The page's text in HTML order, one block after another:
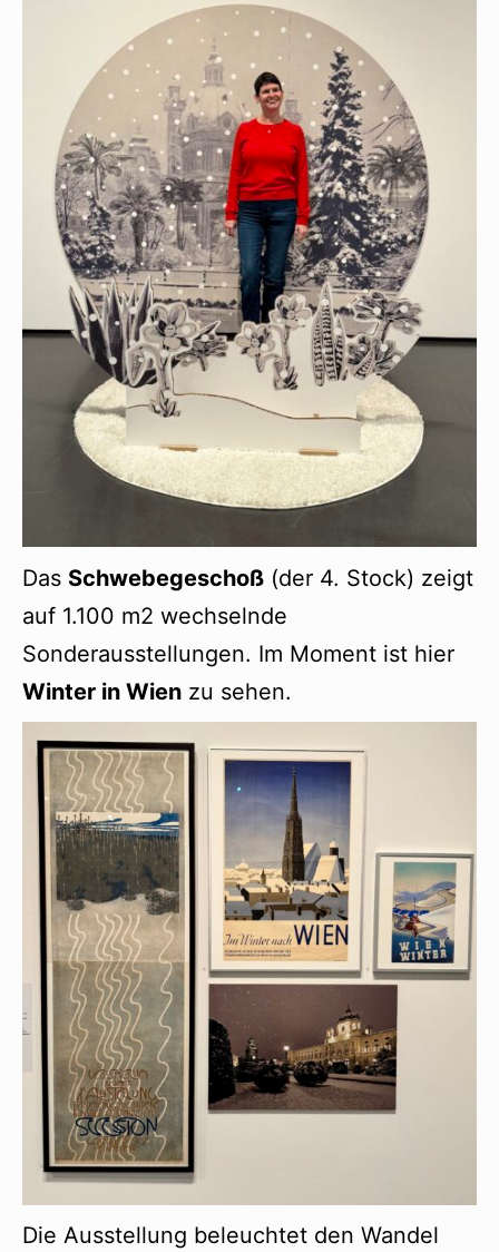
Das Schwebegeschoß (der 4. Stock) zeigt
auf 1.100 m2 wechselnde
Sonderausstellungen. Im Moment ist hier
Winter in Wien zu sehen.
Die Ausstellung beleuchtet den Wandel